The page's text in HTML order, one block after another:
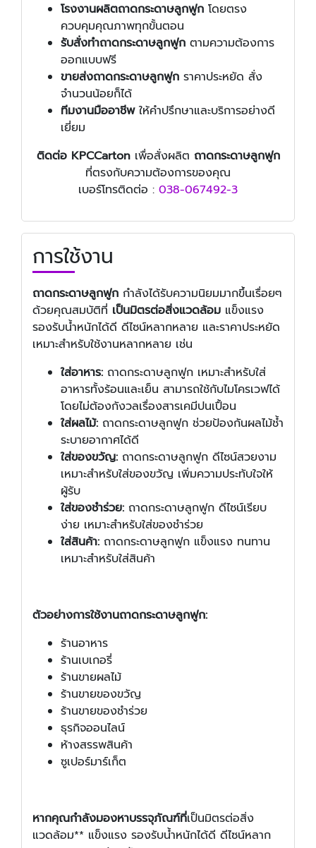
โรงงานผลิตถาดกระดาษลูกฟูก โดยตรง
ควบคุมคุณภาพทุกขั้นตอน
รับสั่งทำถาดกระดาษลูกฟูก ตามความต้องการ
ออกแบบฟรี
ขายส่งถาดกระดาษลูกฟูก ราคาประหยัด สั่ง
จำนวนน้อยก็ได้
ทีมงานมืออาชีพให้คำปรึกษาและบริการอย่างดี
เยี่ยม
ติดต่อ KPCCartonเพื่อสั่งผลิต ถาดกระดาษลูกฟูก
ที่ตรงกับความต้องการของคุณ
เบอร์โทรติดต่อ : 038-067492-3
การใช้งาน
ถาดกระดาษลูกฟูก กำลังได้รับความนิยมมากขึ้นเรื่อยๆ
ด้วยคุณสมบัติที่ เป็นมิตรต่อสิ่งแวดล้อม แข็งแรง
รองรับน้ำหนักได้ดี ดีไซน์หลากหลาย และราคาประหยัด
เหมาะสำหรับใช้งานหลากหลาย เช่น
ใส่อาหาร: ถาดกระดาษลูกฟูก เหมาะสำหรับใส่
อาหารทั้งร้อนและเย็น สามารถใช้กับไมโครเวฟได้
โดยไม่ต้องกังวลเรื่องสารเคมีปนเปื้อน
ใส่ผลไม้: ถาดกระดาษลูกฟูก ช่วยป้องกันผลไม้ช้ำ
ระบายอากาศได้ดี
ใส่ของขวัญ: ถาดกระดาษลูกฟูก ดีไซน์สวยงาม
เหมาะสำหรับใส่ของขวัญ เพิ่มความประทับใจให้
ผู้รับ
ใส่ของชำร่วย: ถาดกระดาษลูกฟูก ดีไซน์เรียบ
ง่าย เหมาะสำหรับใส่ของชำร่วย
ใส่สินค้า: ถาดกระดาษลูกฟูก แข็งแรง ทนทาน
เหมาะสำหรับใส่สินค้า
ตัวอย่างการใช้งานถาดกระดาษลูกฟูก:
ร้านอาหาร
ร้านเบเกอรี่
ร้านขายผลไม้
ร้านขายของขวัญ
ร้านขายของชำร่วย
ธุรกิจออนไลน์
ห้างสรรพสินค้า
ซูเปอร์มาร์เก็ต
หากคุณกำลังมองหาบรรจุภัณฑ์ที่เป็นมิตรต่อสิ่ง
แวดล้อม** แข็งแรง รองรับน้ำหนักได้ดี ดีไซน์หลาก